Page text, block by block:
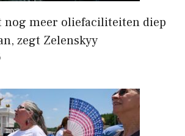
nog meer oliefaciliteiten diep
zegt Zelenskyy